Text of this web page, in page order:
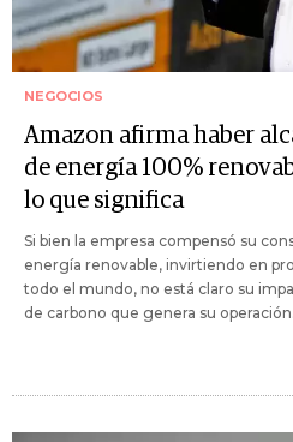
NEGOCIOS
Amazon afirma haber
de energía 100%
lo que significa
Si bien la empresa compensó su
energía renovable, invirtiendo en
todo el mundo, no está claro su
de carbono que genera su operación.